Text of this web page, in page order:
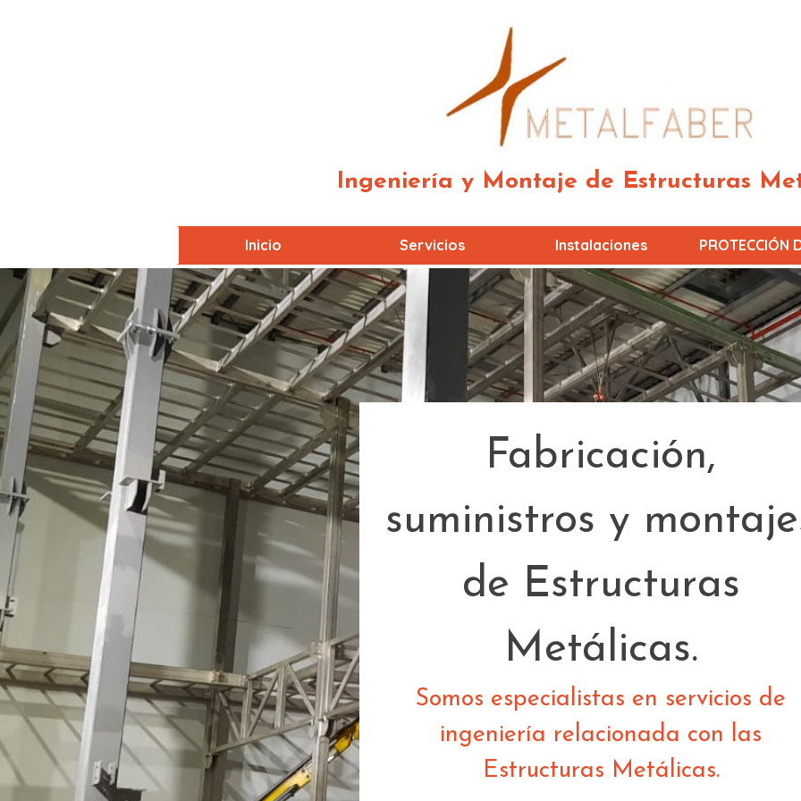
Inicio Servicios Instalaciones PROTECCIÓN
Ingeniería y Montaje de Estructuras
Fabricación,
suministros y
de Estructuras
Metálicas.
Somos especialistas en servicios de
ingeniería relacionada con las
Estructuras Metálicas.